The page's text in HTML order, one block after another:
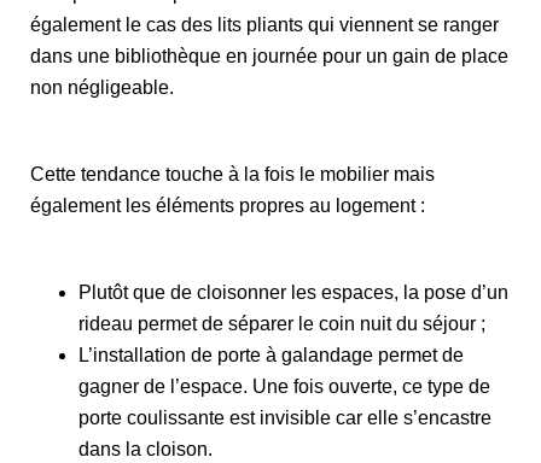
également le cas des lits pliants qui viennent se ranger
dans une bibliothèque en journée pour un gain de place
non négligeable.
Cette tendance touche à la fois le mobilier mais
également les éléments propres au logement :
Plutôt que de cloisonner les espaces, la pose d’un
rideau permet de séparer le coin nuit du séjour ;
L’installation de porte à galandage permet de
gagner de l’espace. Une fois ouverte, ce type de
porte coulissante est invisible car elle s’encastre
dans la cloison.